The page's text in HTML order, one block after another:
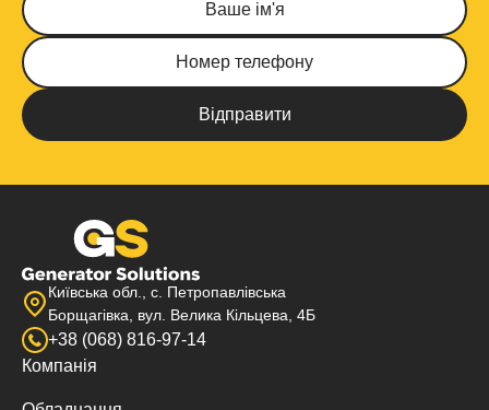
Київська обл., с. Петропавлівська
Борщагівка, вул. Велика Кільцева, 4Б
+38 (068) 816-97-14
Компанія